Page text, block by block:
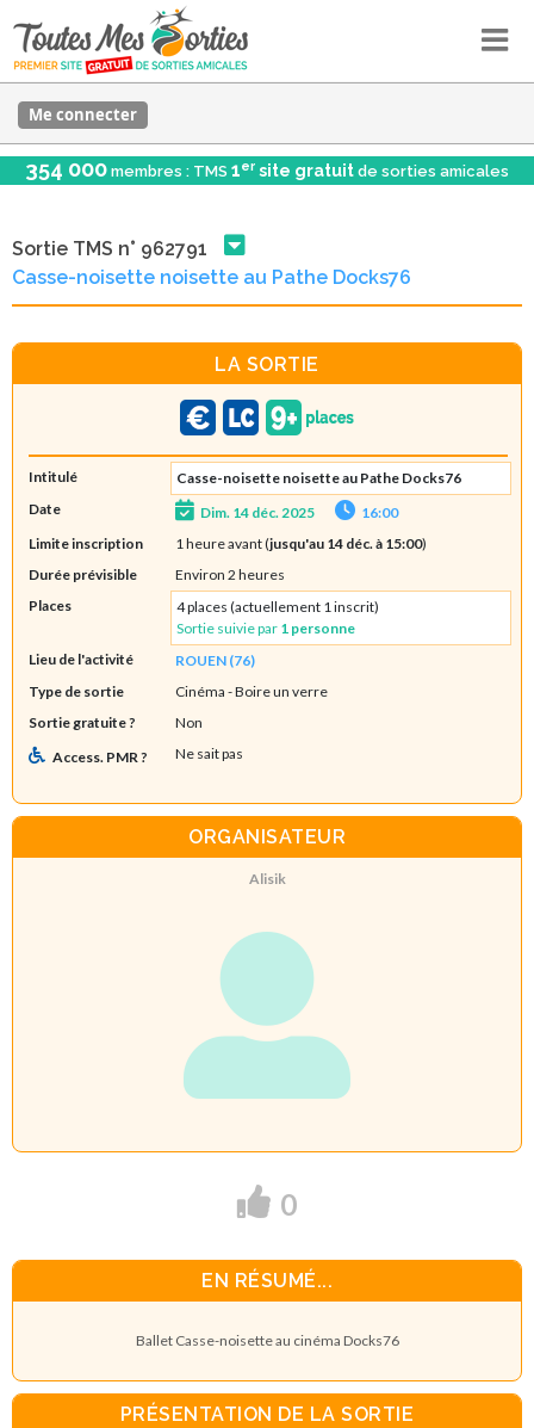
Me connecter
354 000 membres : TMS 1er site gratuit de sorties amicales
Sortie TMS n° 962791
Casse-noisette noisette au Pathe Docks76
LA SORTIE
Intitulé
Casse-noisette noisette au Pathe Docks76
Date
Dim. 14 déc. 2025
16:00
Limite inscription
1 heure avant (jusqu'au 14 déc. à 15:00)
Durée prévisible
Environ 2 heures
Places
4 places (actuellement 1 inscrit)
Sortie suivie par 1 personne
Lieu de l'activité
ROUEN (76)
Type de sortie
Cinéma - Boire un verre
Sortie gratuite ?
Non
Access. PMR ?
Ne sait pas
ORGANISATEUR
Alisik
0
EN RÉSUMÉ...
Ballet Casse-noisette au cinéma Docks76
PRÉSENTATION DE LA SORTIE